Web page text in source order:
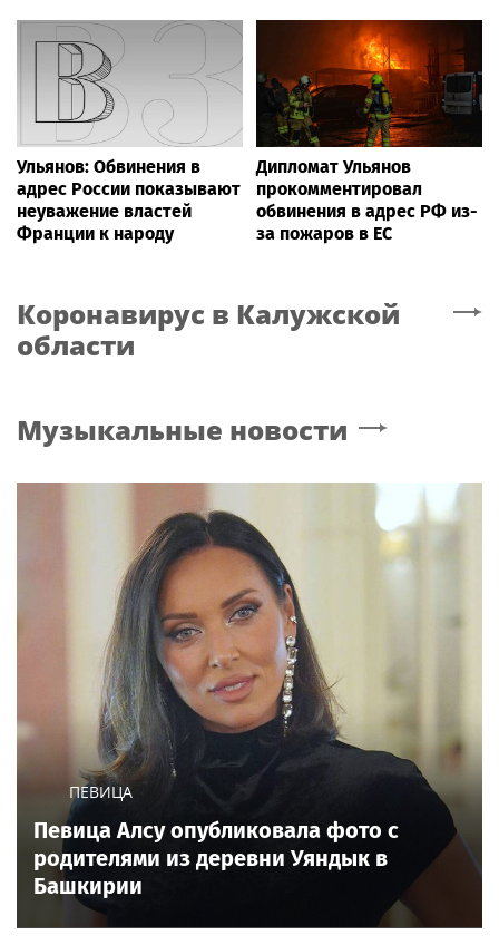
Ульянов: Обвинения в
адрес России показывают
неуважение властей
Франции к народу
Дипломат Ульянов
прокомментировал
обвинения в адрес РФ из-
за пожаров в ЕС
Коронавирус в Калужской
области
Музыкальные новости
ПЕВИЦА
Певица Алсу опубликовала фото с
родителями из деревни Уяндык в
Башкирии